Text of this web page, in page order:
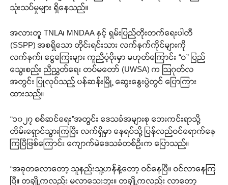
သုံးသပ်မှုများ ရှိနေသည်။
အလားတူ TNLA၊ MNDAA နှင့် ရှမ်းပြည်တိုးတက်ရေးပါတီ
(SSPP) အစရှိသော တိုင်းရင်းသား လက်နက်ကိုင်များကို
လက်နက်၊ ငွေကြေးများ ကူညီပံ့ပိုးမှာ မဟုတ်ကြောင်း “ဝ” ပြည်
သွေးစည်း ညီညွှတ်ရေး တပ်မတော် (UWSA) က ဩဂုတ်လ
အတွင်း ပြုလုပ်သည့် ပန်ဆန်းမြို့ ဆွေးနွေးပွဲတွင် ပြောကြား
ထားသည်။
“၁၀၂၇ စစ်ဆင်ရေး”အတွင်း ဒေသခံအများစု ဘေးကင်းရာသို့
တိမ်းရှောင်သွားကြပြီး လက်ရှိမှာ နေရပ်သို့ ပြန်လည်ဝင်ရောက်နေ
ကြပြီဖြစ်ကြောင်း ကျောက်မဲဒေသခံတစ်ဦးက ပြောသည်။
“အခုတလောတော့ သူနည်းသူ့ဟန်နဲ့တော့ ဝင်နေပြီ။ ဝင်လာနေကြ
ပြီ။ တချို့ကလည်း မလာသေးဘူး။ တချို့ကလည်း လာတော့